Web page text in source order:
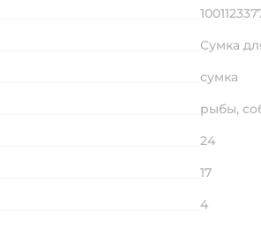
Сумка
сумка
рыбы,
24
17
4